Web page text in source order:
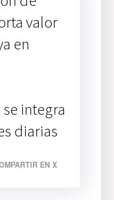
valor
en
integra
diarias
EN X